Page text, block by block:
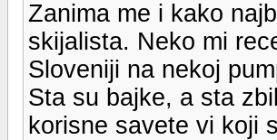
Zanima me i kako
skijalista. Neko mi
Sloveniji na nekoj
Sta su bajke, a sta
korisne savete vi koji